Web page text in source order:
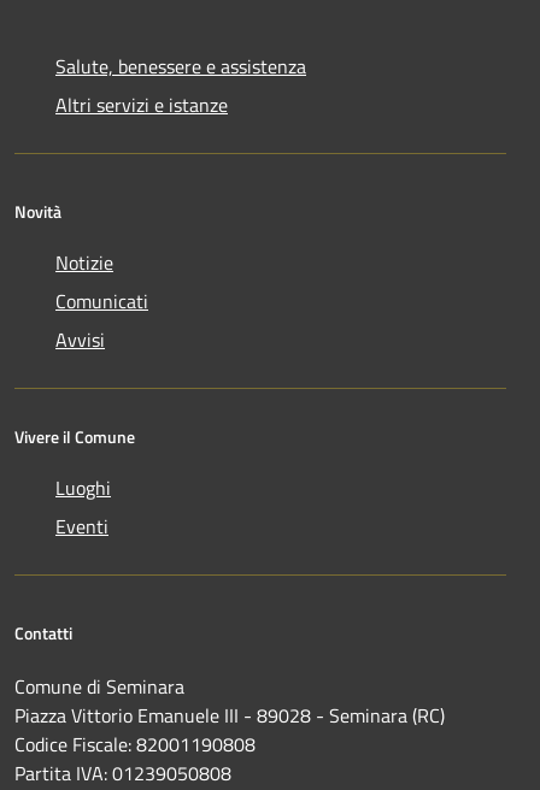
Salute, benessere e assistenza
Altri servizi e istanze
Novità
Notizie
Comunicati
Avvisi
Vivere il Comune
Luoghi
Eventi
Contatti
Comune di Seminara
Piazza Vittorio Emanuele III - 89028 - Seminara (RC)
Codice Fiscale: 82001190808
Partita IVA: 01239050808